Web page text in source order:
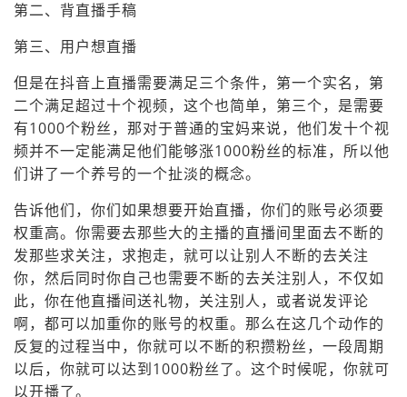
第二、背直播手稿
第三、用户想直播
但是在抖音上直播需要满足三个条件，第一个实名，第
二个满足超过十个视频，这个也简单，第三个，是需要
有1000个粉丝，那对于普通的宝妈来说，他们发十个视
频并不一定能满足他们能够涨1000粉丝的标准，所以他
们讲了一个养号的一个扯淡的概念。
告诉他们，你们如果想要开始直播，你们的账号必须要
权重高。你需要去那些大的主播的直播间里面去不断的
发那些求关注，求抱走，就可以让别人不断的去关注
你，然后同时你自己也需要不断的去关注别人，不仅如
此，你在他直播间送礼物，关注别人，或者说发评论
啊，都可以加重你的账号的权重。那么在这几个动作的
反复的过程当中，你就可以不断的积攒粉丝，一段周期
以后，你就可以达到1000粉丝了。这个时候呢，你就可
以开播了。